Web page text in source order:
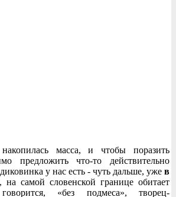
масса, и чтобы поразить
предложить что-то действительно
у нас есть - чуть дальше, уже в
, на самой словенской границе обитает
«без подмеса», творец-